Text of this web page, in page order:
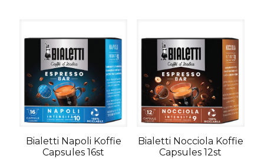
Bialetti Napoli Koffie
Capsules 16st
Bialetti Nocciola Koffie
Capsules 12st